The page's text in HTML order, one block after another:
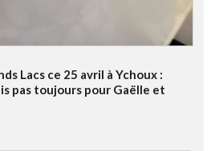
Lacs ce 25 avril à Ychoux :
pas toujours pour Gaëlle et